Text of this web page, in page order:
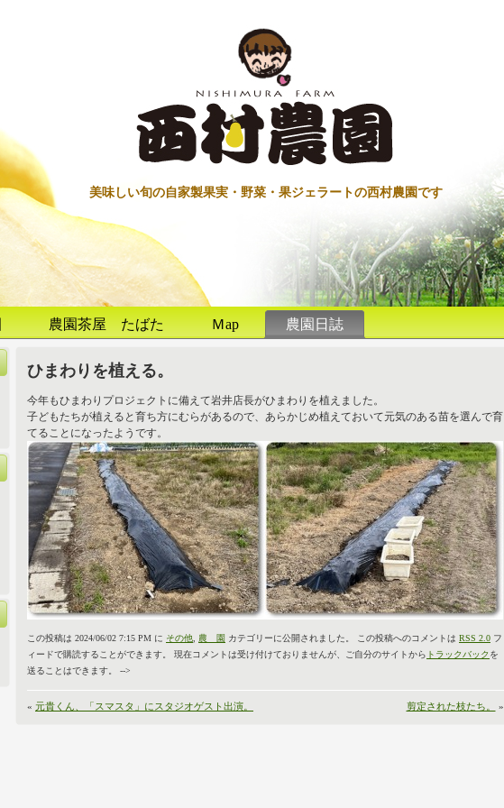
美味しい旬の自家製果実・野菜・果ジェラートの西村農園です
農園茶屋 たばた Ｍap 農園日誌
ひまわりを植える。
今年もひまわりプロジェクトに備えて岩井店長がひまわりを植えました。
子どもたちが植えると育ち方にむらがあるので、あらかじめ植えておいて元気のある苗を選んで育
てることになったようです。
この投稿は 2024/06/02 7:15 PM に その他 農 園 カテゴリーに公開されました。 この投稿へのコメントは RSS 2.0 フ
ィードで購読することができます。 現在コメントは受け付けておりませんが、ご自分のサイトから トラックバック を
送ることはできます。 -->
« 元貴くん、「スマスタ」にスタジオゲスト出演。 剪定された枝たち。 »